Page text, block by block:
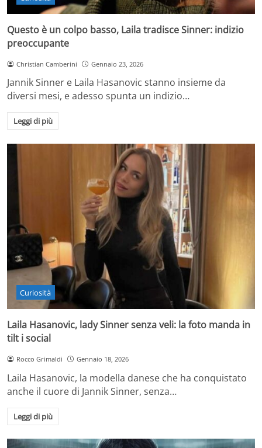
Questo è un colpo basso, Laila tradisce Sinner: indizio
preoccupante
Christian Camberini Gennaio 23, 2026
Jannik Sinner e Laila Hasanovic stanno insieme da
diversi mesi, e adesso spunta un indizio…
Leggi di più
Curiosità
Laila Hasanovic, lady Sinner senza veli: la foto manda in
tilt i social
Rocco Grimaldi Gennaio 18, 2026
Laila Hasanovic, la modella danese che ha conquistato
anche il cuore di Jannik Sinner, senza…
Leggi di più